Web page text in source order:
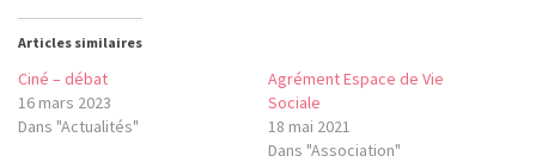
Articles similaires
Ciné – débat
16 mars 2023
Dans "Actualités"
Agrément Espace de Vie
Sociale
18 mai 2021
Dans "Association"